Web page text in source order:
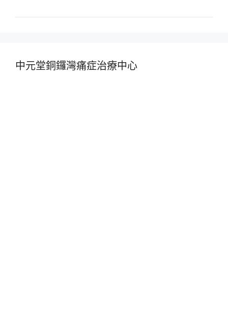
中元堂銅鑼灣痛症治療中心